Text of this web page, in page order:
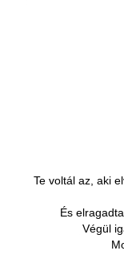
Te voltál az, aki
És
Végül